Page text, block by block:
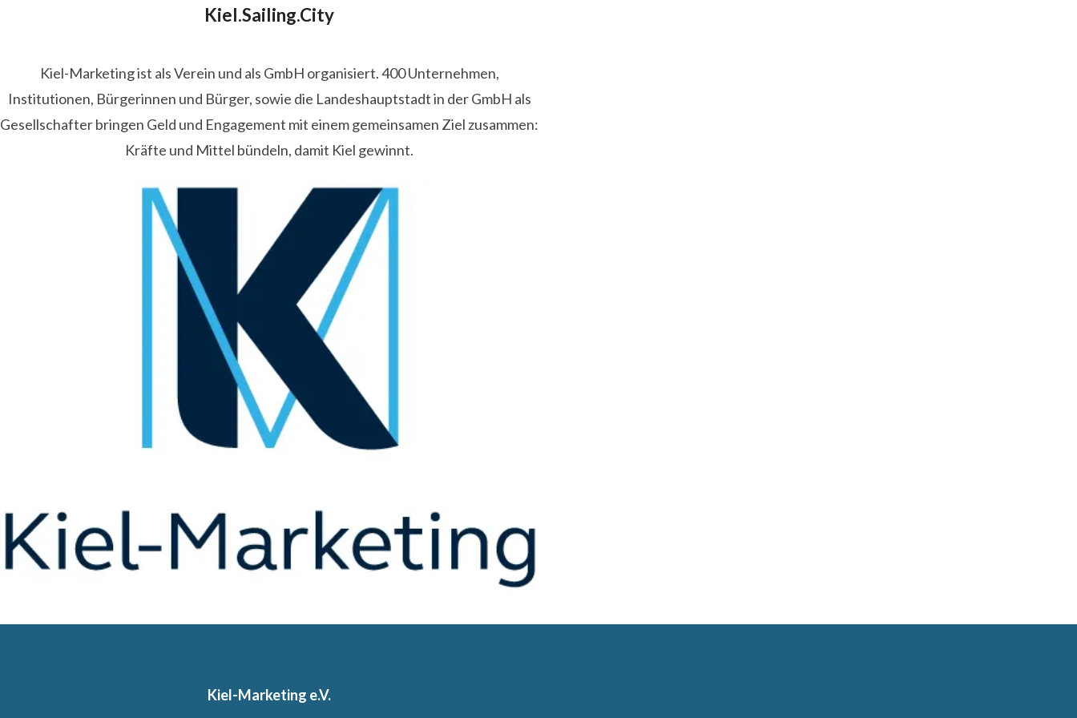
Kiel.Sailing.City
Kiel-Marketing ist als Verein und als GmbH organisiert. 400 Unternehmen,
Institutionen, Bürgerinnen und Bürger, sowie die Landeshauptstadt in der GmbH als
Gesellschafter bringen Geld und Engagement mit einem gemeinsamen Ziel zusammen:
Kräfte und Mittel bündeln, damit Kiel gewinnt.
Kiel-Marketing e.V.